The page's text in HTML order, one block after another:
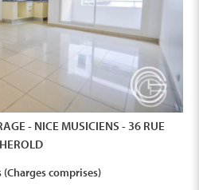
comprises)
- NICE MUSICIENS - 36 RUE
HEROLD